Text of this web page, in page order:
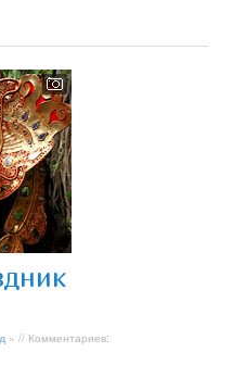
» // Комментариев: